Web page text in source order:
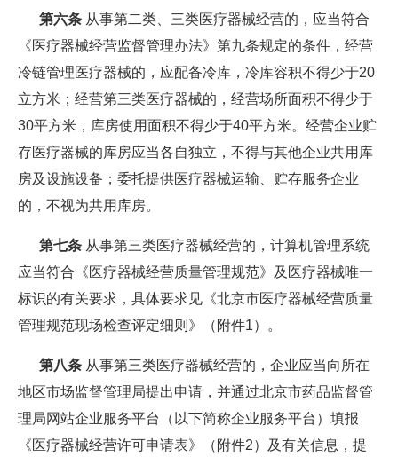
第六条 从事第二类、三类医疗器械经营的，应当符合
《医疗器械经营监督管理办法》第九条规定的条件，经营
冷链管理医疗器械的，应配备冷库，冷库容积不得少于20
立方米；经营第三类医疗器械的，经营场所面积不得少于
30平方米，库房使用面积不得少于40平方米。经营企业贮
存医疗器械的库房应当各自独立，不得与其他企业共用库
房及设施设备；委托提供医疗器械运输、贮存服务企业
的，不视为共用库房。
第七条 从事第三类医疗器械经营的，计算机管理系统
应当符合《医疗器械经营质量管理规范》及医疗器械唯一
标识的有关要求，具体要求见《北京市医疗器械经营质量
管理规范现场检查评定细则》（附件1）。
第八条 从事第三类医疗器械经营的，企业应当向所在
地区市场监督管理局提出申请，并通过北京市药品监督管
理局网站企业服务平台（以下简称企业服务平台）填报
《医疗器械经营许可申请表》（附件2）及有关信息，提